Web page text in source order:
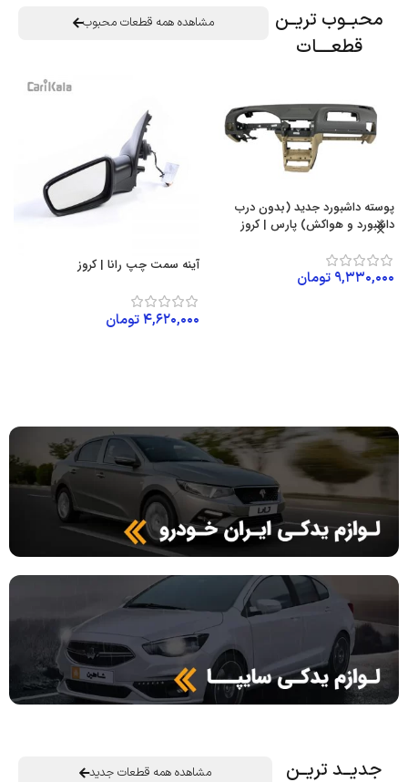
محبــوب تریــن
قطعــــات
مشاهده همه قطعات محبوب
پوسته داشبورد جدید (بدون درب
داشبورد و هواکش) پارس | کروز
۹,۳۳۰,۰۰۰ تومان
آینه سمت چپ رانا | کروز
۴,۶۲۰,۰۰۰تومان
جدیــد تریــن
مشاهده همه قطعات جدید